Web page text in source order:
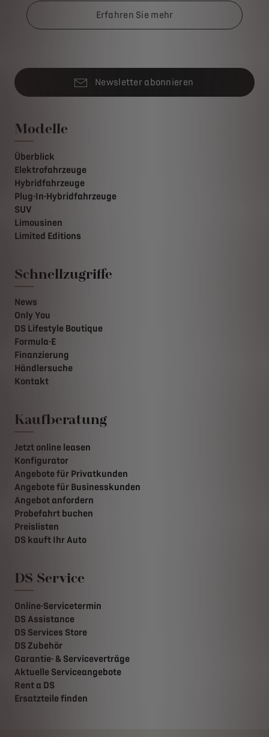
Erfahren Sie mehr
Newsletter abonnieren
Modelle
Überblick
Elektrofahrzeuge
Hybridfahrzeuge
Plug-In-Hybridfahrzeuge
SUV
Limousinen
Limited Editions
Schnellzugriffe
News
Only You
DS Lifestyle Boutique
Formula-E
Finanzierung
Händlersuche
Kontakt
Kaufberatung
Jetzt online leasen
Konfigurator
Angebote für Privatkunden
Angebote für Businesskunden
Angebot anfordern
Probefahrt buchen
Preislisten
DS kauft Ihr Auto
DS Service
Online-Servicetermin
DS Assistance
DS Services Store
DS Zubehör
Garantie- & Serviceverträge
Aktuelle Serviceangebote
Rent a DS
Ersatzteile finden